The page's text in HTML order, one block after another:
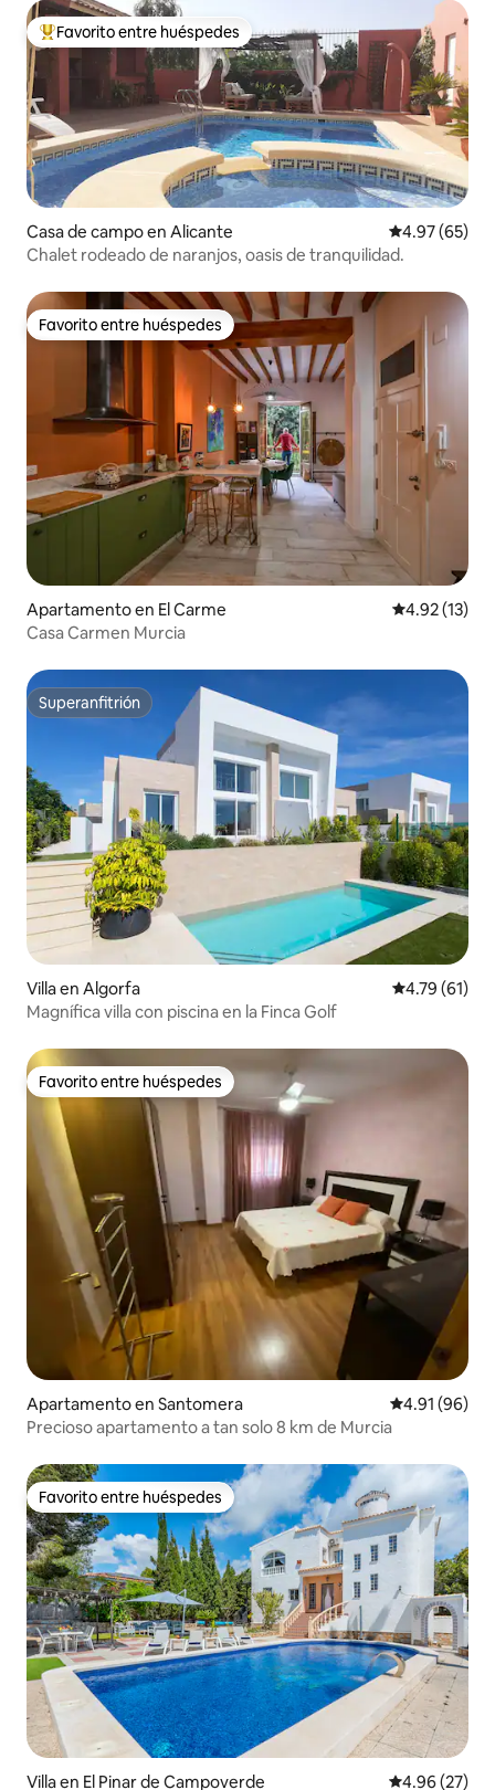
Favorito entre huéspedes preferido
Favorito entre huéspedes
Casa de campo en Alicante Calificación
4.97 (65)
Chalet rodeado de naranjos, oasis de tranquilidad.
Favorito entre huéspedes
Favorito entre huéspedes
Apartamento en El Carme Calificación
4.92 (13)
Casa Carmen Murcia
Superanfitrión
Superanfitrión
Villa en Algorfa Calificación
4.79 (61)
Magnífica villa con piscina en la Finca Golf
Favorito entre huéspedes
Favorito entre huéspedes
Apartamento en Santomera Calificación
4.91 (96)
Precioso apartamento a tan solo 8 km de Murcia
Favorito entre huéspedes
Favorito entre huéspedes
Villa en El Pinar de Campoverde Calificación
4.96 (27)